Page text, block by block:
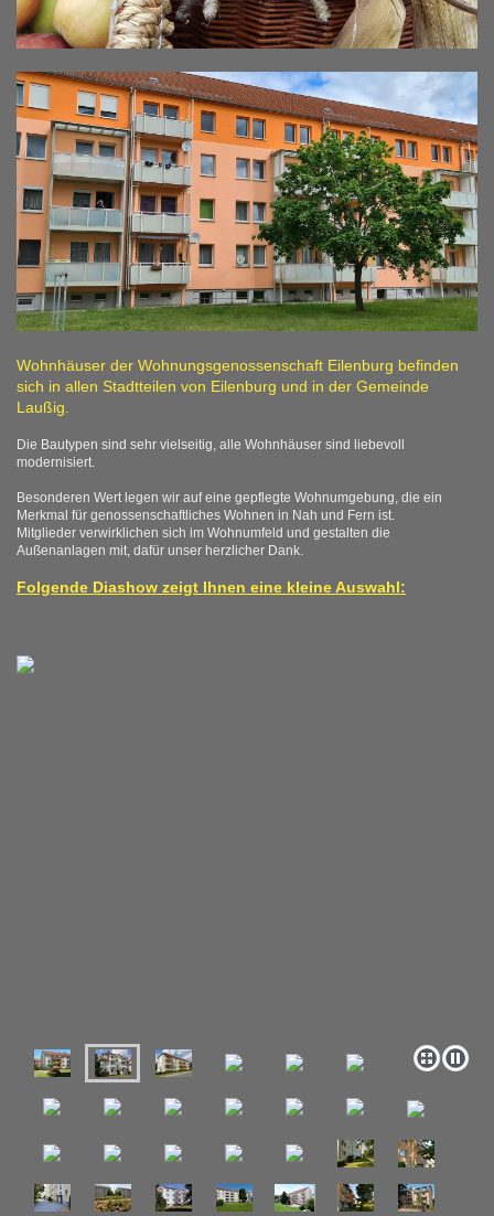
Wohnhäuser der Wohnungsgenossenschaft Eilenburg befinden
sich in allen Stadtteilen von Eilenburg und in der Gemeinde
Laußig.
Die Bautypen sind sehr vielseitig, alle Wohnhäuser sind liebevoll
modernisiert.
Besonderen Wert legen wir auf eine gepflegte Wohnumgebung, die ein
Merkmal für genossenschaftliches Wohnen in Nah und Fern ist.
Mitglieder verwirklichen sich im Wohnumfeld und gestalten die
Außenanlagen mit, dafür unser herzlicher Dank.
Folgende Diashow zeigt Ihnen eine kleine Auswahl: